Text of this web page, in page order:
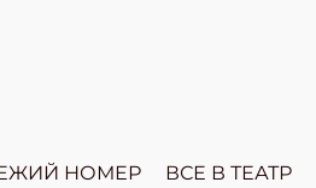
НОМЕР ВСЕ В ТЕАТР